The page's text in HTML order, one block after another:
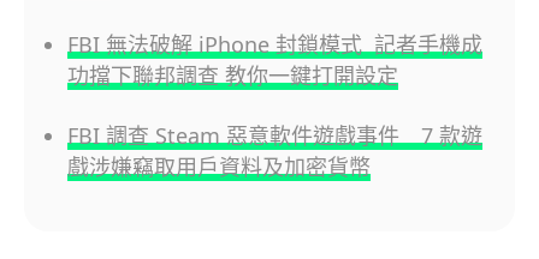
FBI 無法破解 iPhone 封鎖模式 記者手機成
功擋下聯邦調查 教你一鍵打開設定
FBI 調查 Steam 惡意軟件遊戲事件 7 款遊
戲涉嫌竊取用戶資料及加密貨幣